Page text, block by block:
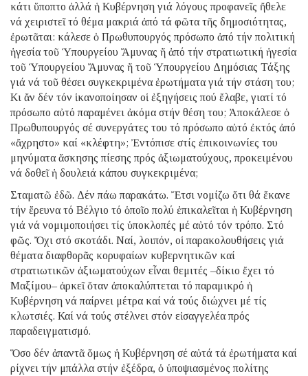
κάτι ὕποπτο ἀλλά ἡ Κυβέρνηση γιά λόγους προφανεῖς ἤθελε
νά χειριστεῖ τό θέμα μακριά ἀπό τά φῶτα τῆς δημοσιότητας,
ἐρωτᾶται: κάλεσε ὁ Πρωθυπουργός πρόσωπο ἀπό τήν πολιτική
ἡγεσία τοῦ Ὑπουργείου Ἄμυνας ἤ ἀπό τήν στρατιωτική ἡγεσία
τοῦ Ὑπουργείου Ἄμυνας ἤ τοῦ Ὑπουργείου Δημόσιας Τάξης
γιά νά τοῦ θέσει συγκεκριμένα ἐρωτήματα γιά τήν στάση του;
Κι ἄν δέν τόν ἱκανοποίησαν οἱ ἐξηγήσεις πού ἔλαβε, γιατί τό
πρόσωπο αὐτό παραμένει ἀκόμα στήν θέση του; Ἀποκάλεσε ὁ
Πρωθυπουργός σέ συνεργάτες του τό πρόσωπο αὐτό ἐκτός ἀπό
«ἄχρηστο» καί «κλέφτη»; Ἐντόπισε στίς ἐπικοινωνίες του
μηνύματα ἄσκησης πίεσης πρός ἀξιωματούχους, προκειμένου
νά δοθεῖ ἡ δουλειά κάπου συγκεκριμένα;
Σταματῶ ἐδῶ. Δέν πάω παρακάτω. Ἔτσι νομίζω ὅτι θά ἔκανε
τήν ἔρευνα τό Βέλγιο τό ὁποῖο πολύ ἐπικαλεῖται ἡ Κυβέρνηση
γιά νά νομιμοποιήσει τίς ὑποκλοπές μέ αὐτό τόν τρόπο. Στό
φῶς. Ὄχι στό σκοτάδι. Ναί, λοιπόν, οἱ παρακολουθήσεις γιά
θέματα διαφθορᾶς κορυφαίων κυβερνητικῶν καί
στρατιωτικῶν ἀξιωματούχων εἶναι θεμιτές –δίκιο ἔχει τό
Μαξίμου– ἀρκεῖ ὅταν ἀποκαλύπτεται τό παραμικρό ἡ
Κυβέρνηση νά παίρνει μέτρα καί νά τούς διώχνει μέ τίς
κλωτσιές. Καί νά τούς στέλνει στόν εἰσαγγελέα πρός
παραδειγματισμό.
Ὅσο δέν ἀπαντᾶ ὅμως ἡ Κυβέρνηση σέ αὐτά τά ἐρωτήματα καί
ρίχνει τήν μπάλλα στήν ἐξέδρα, ὁ ὑποψιασμένος πολίτης